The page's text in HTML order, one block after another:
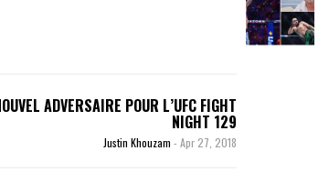
ADVERSAIRE POUR L’UFC FIGHT
NIGHT 129
Justin Khouzam - Apr 27, 2018